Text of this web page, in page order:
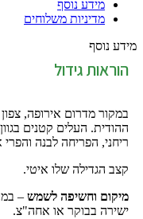
מידע נוסף
מדיניות משלוחים
מידע נוסף
הוראות גידול
במקור מדרום אירופה,
ההודית. העלים קטנים
ריחני, הפריחה לבנה והפרי
קצב הגדילה שלו איטי.
מיקום וחשיפה לשמש
ישירה בבוקר או אחה"צ.